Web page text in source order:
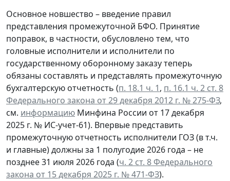
Основное новшество – введение правил
представления промежуточной БФО. Принятие
поправок, в частности, обусловлено тем, что
головные исполнители и исполнители по
государственному оборонному заказу теперь
обязаны составлять и представлять промежуточную
бухгалтерскую отчетность (п. 18.1 ч. 1, п. 16.1 ч. 2 ст. 8
Федерального закона от 29 декабря 2012 г. № 275-ФЗ,
см. информацию Минфина России от 17 декабря
2025 г. № ИС-учет-61). Впервые представить
промежуточную отчетность исполнители ГОЗ (в т.ч.
и главные) должны за 1 полугодие 2026 года – не
позднее 31 июля 2026 года (ч. 2 ст. 8 Федерального
закона от 15 декабря 2025 г. № 471-ФЗ).